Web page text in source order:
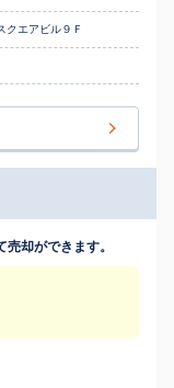
エアビル９Ｆ
却ができます。